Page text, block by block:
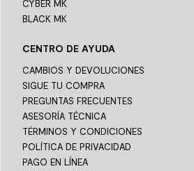
CYBER MK
BLACK MK
CENTRO DE AYUDA
CAMBIOS Y DEVOLUCIONES
SIGUE TU COMPRA
PREGUNTAS FRECUENTES
ASESORÍA TÉCNICA
TÉRMINOS Y CONDICIONES
POLÍTICA DE PRIVACIDAD
PAGO EN LÍNEA